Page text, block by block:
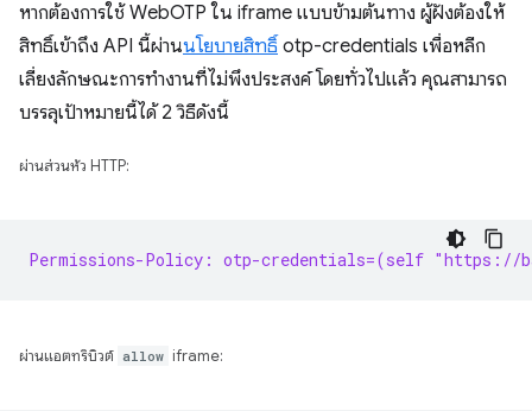
หากต้องการใช้ WebOTP ใน iframe แบบข้ามต้นทาง ผู้ฝังต้องให้
สิทธิ์เข้าถึง API นี้ผ่านนโยบายสิทธิ์ otp-credentials เพื่อหลีก
เลี่ยงลักษณะการทำงานที่ไม่พึงประสงค์ โดยทั่วไปแล้ว คุณสามารถ
บรรลุเป้าหมายนี้ได้ 2 วิธีดังนี้
ผ่านส่วนหัว HTTP:
Permissions-Policy: otp-credentials=(self "https://
ผ่านแอตทริบิวต์ allow iframe: